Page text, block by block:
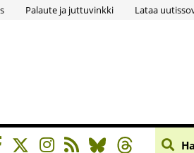
Palaute ja juttuvinkki Lataa